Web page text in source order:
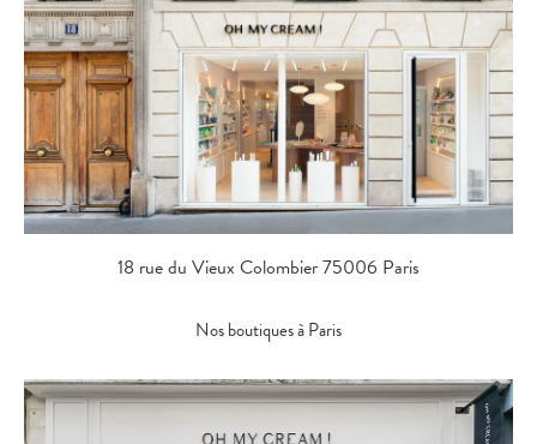
18 rue du Vieux Colombier 75006 Paris
Nos boutiques à Paris